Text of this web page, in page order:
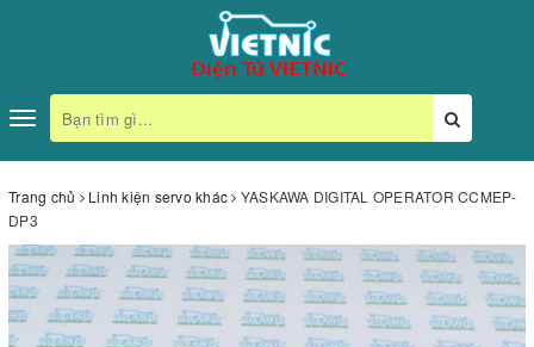
Toggle
navigation
Trang chủ Linh kiện servo khác
YASKAWA DIGITAL OPERATOR CCMEP-
DP3